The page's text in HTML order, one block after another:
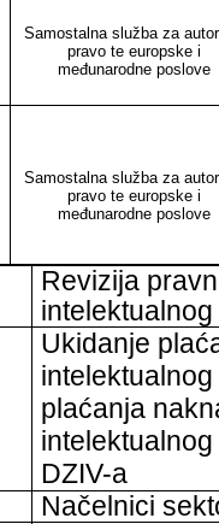
Samostalna služba za
pravo te europske i
međunarodne poslove
Samostalna služba za
pravo te europske i
međunarodne poslove
Revizija
Ukidanje
plaćanja
DZIV-a
Načelnici